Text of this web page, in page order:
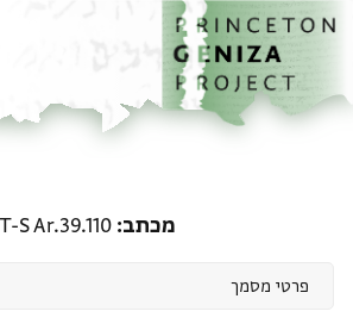
לתוכןהבית
מכתב T-S Ar.39.110